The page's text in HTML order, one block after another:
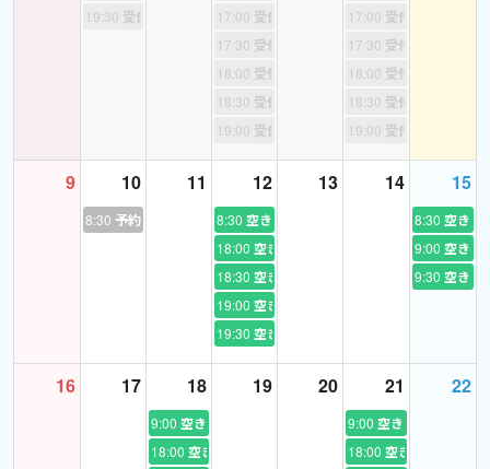
時の何十倍にも広がりました。
自身の経験や、得た英語力を生かしながら、英語を学ぶ皆さんを
サポートしたいという熱でいっぱいの
☆ピンキー☆です❢
- 実用英語技能検定準１級合格
- 日本漢字能力検定準１級合格
- 中学校教諭一種免許取得（国語）
- 高等学校教諭一種免許取得（国語）
- 日本語教員養成課程（主専攻）修了
- Life in the UK 英国永住権取得
- [イギリスにて] 経営学原理 レベル２取得 (Principles of business
administration Level 2)
19:30 受付終了 17:00 受付終了
17:30 受付終了
18:00 受付終了
18:30 受付終了
19:00 受付終了
17:00 受付終了
17:30 受付終了
18:00 受付終了
18:30 受付終了
19:00 受付終了
9 10
8:30 予約あり
11 12
8:30 空き
18:00 空き
18:30 空き
19:00 空き
19:30 空き
13 14 15
8:30 空き
9:00 空き
9:30 空き
16 17 18
9:00 空き
18:00 空き
19 20 21
9:00 空き
18:00 空き
22